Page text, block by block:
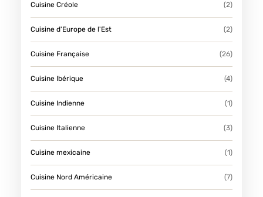
Cuisine Créole (2)
Cuisine d'Europe de l'Est (2)
Cuisine Française (26)
Cuisine Ibérique (4)
Cuisine Indienne (1)
Cuisine Italienne (3)
Cuisine mexicaine (1)
Cuisine Nord Américaine (7)